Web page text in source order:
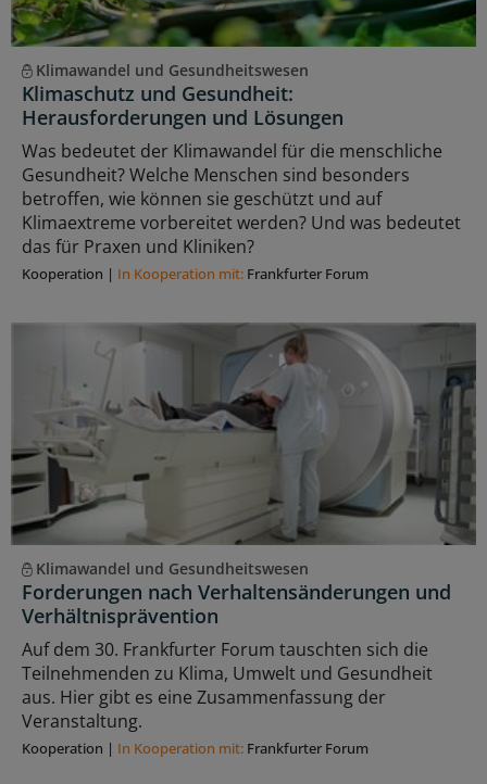
Klimawandel und Gesundheitswesen
Klimaschutz und Gesundheit:
Herausforderungen und Lösungen
Was bedeutet der Klimawandel für die menschliche
Gesundheit? Welche Menschen sind besonders
betroffen, wie können sie geschützt und auf
Klimaextreme vorbereitet werden? Und was bedeutet
das für Praxen und Kliniken?
Kooperation | In Kooperation mit: Frankfurter Forum
Klimawandel und Gesundheitswesen
Forderungen nach Verhaltensänderungen und
Verhältnisprävention
Auf dem 30. Frankfurter Forum tauschten sich die
Teilnehmenden zu Klima, Umwelt und Gesundheit
aus. Hier gibt es eine Zusammenfassung der
Veranstaltung.
Kooperation | In Kooperation mit: Frankfurter Forum